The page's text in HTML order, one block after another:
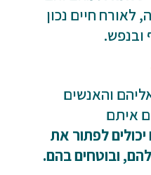
לאורח חיים נכון
ובנפש.
והאנשים
איתם
לפתור את
ובוטחים בהם.